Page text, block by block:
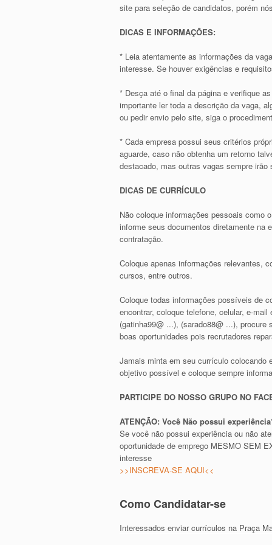
site para seleção de candidatos, porém
DICAS E INFORMAÇÕES:
* Leia atentamente as informações da
interesse. Se houver exigências e
* Desça até o final da página e verifique
importante ler toda a descrição da vaga,
ou pedir envio pelo site, siga o
* Cada empresa possui seus critérios
aguarde, caso não obtenha um retorno
destacado, mas outras vagas sempre irão
DICAS DE CURRÍCULO
Não coloque informações pessoais como
informe seus documentos diretamente na
contratação.
Coloque apenas informações relevantes,
cursos, entre outros.
Coloque todas informações possíveis de
encontrar, coloque telefone, celular, e-
(gatinha99@ ...), (sarado88@ ...),
boas oportunidades pois recrutadores
Jamais minta em seu currículo colocando
objetivo possível e coloque sempre
PARTICIPE DO NOSSO GRUPO NO
ATENÇÃO: Você Não possui
Se você não possui experiência ou não
oportunidade de emprego MESMO SEM
interesse
>>INSCREVA-SE AQUI<<
Como Candidatar-se
Interessados enviar currículos na Praça